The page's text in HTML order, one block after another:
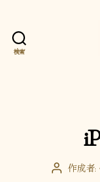
検索
投 作成者: